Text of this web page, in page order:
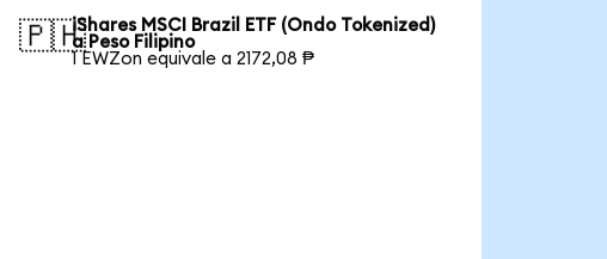
🇵🇭iShares MSCI Brazil ETF (Ondo Tokenized)
a Peso Filipino
1 EWZon equivale a 2172,08 ₱